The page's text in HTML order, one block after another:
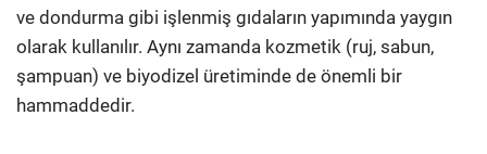
ve dondurma gibi işlenmiş gıdaların yapımında yaygın
olarak kullanılır. Aynı zamanda kozmetik (ruj, sabun,
şampuan) ve biyodizel üretiminde de önemli bir
hammaddedir.